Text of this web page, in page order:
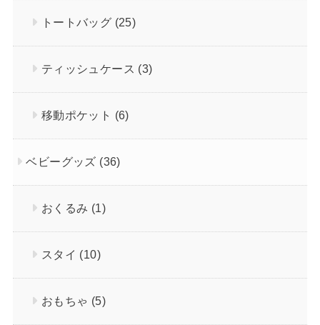
トートバッグ (25)
ティッシュケース (3)
移動ポケット (6)
ベビーグッズ (36)
おくるみ (1)
スタイ (10)
おもちゃ (5)